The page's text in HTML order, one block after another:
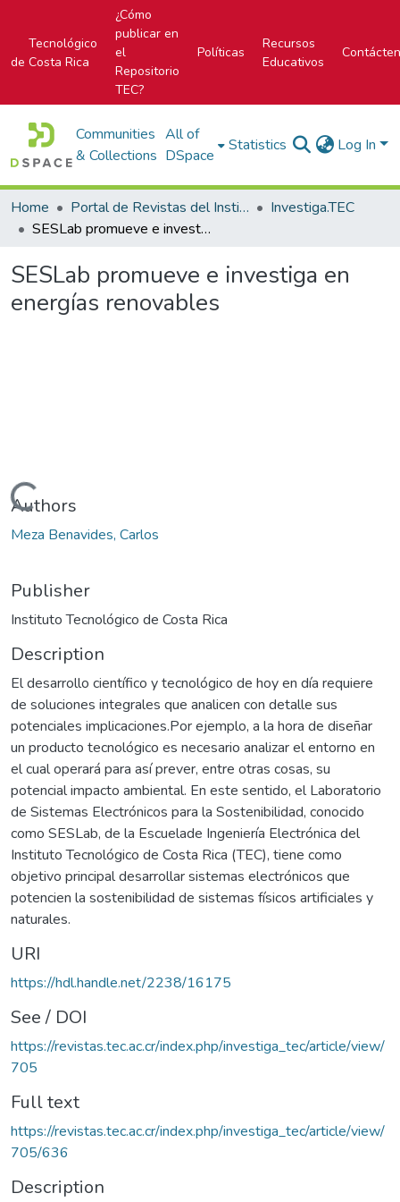
Tecnológico
de Costa Rica
¿Cómo
publicar en
el
Repositorio
TEC?
Políticas
Recursos
Educativos
Communities
& Collections
All of
DSpace
Statistics Log In
Home Portal de Revistas del Instituto Tecnológico de Costa Rica
Investiga.TEC
SESLab promueve e investiga en energías renovables
SESLab promueve e investiga en
energías renovables
Loading...
Authors
Meza Benavides, Carlos
Publisher
Instituto Tecnológico de Costa Rica
Description
El desarrollo científico y tecnológico de hoy en día requiere
de soluciones integrales que analicen con detalle sus
potenciales implicaciones.Por ejemplo, a la hora de diseñar
un producto tecnológico es necesario analizar el entorno en
el cual operará para así prever, entre otras cosas, su
potencial impacto ambiental. En este sentido, el Laboratorio
de Sistemas Electrónicos para la Sostenibilidad, conocido
como SESLab, de la Escuelade Ingeniería Electrónica del
Instituto Tecnológico de Costa Rica (TEC), tiene como
objetivo principal desarrollar sistemas electrónicos que
potencien la sostenibilidad de sistemas físicos artificiales y
naturales.
URI
https://hdl.handle.net/2238/16175
See / DOI
https://revistas.tec.ac.cr/index.php/investiga_tec/article/view/
705
Full text
https://revistas.tec.ac.cr/index.php/investiga_tec/article/view/
705/636
Description